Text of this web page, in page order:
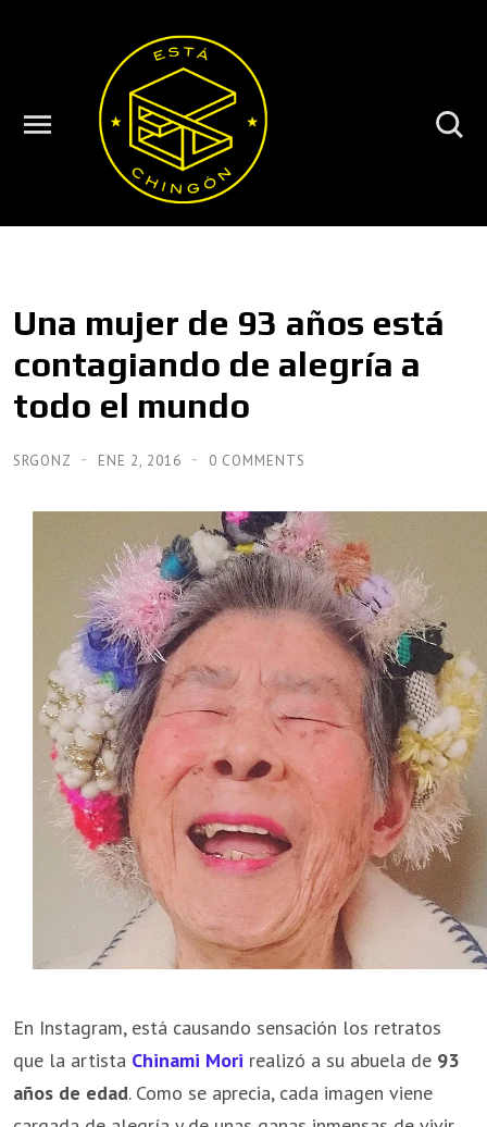
Una mujer de 93 años está
contagiando de alegría a
todo el mundo
SRGONZ ENE 2, 2016 0 COMMENTS
En Instagram, está causando sensación los retratos
que la artista Chinami Mori realizó a su abuela de 93
años de edad. Como se aprecia, cada imagen viene